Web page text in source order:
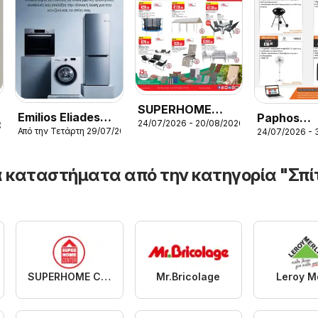
Emilios Eliades
φυλλαδιο
Από την Τετάρτη 29/07/2026
SUPERHOME
CENTER
24/07/2026 - 20/08/2026
Paphos
24/07/2026 -
από την κατηγορία
SUPERHOME CENTER Mr.Bricolage Leroy